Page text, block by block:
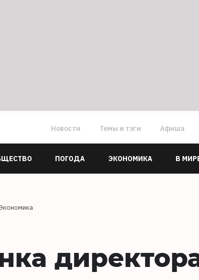
Новости Темы и тэги Афиша
ПОГОДА ЭКОНОМИКА В